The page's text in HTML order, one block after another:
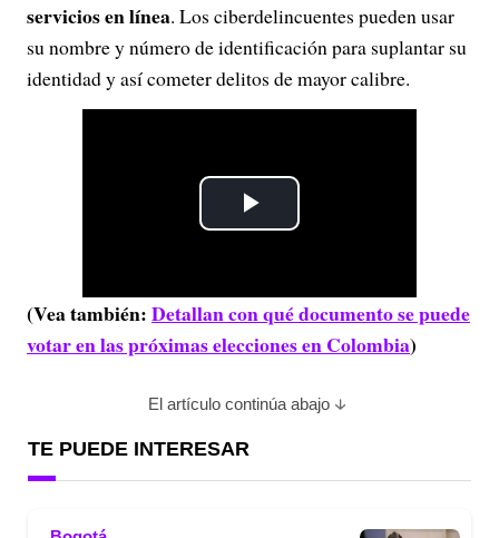
servicios en línea. Los ciberdelincuentes pueden usar
su nombre y número de identificación para suplantar su
identidad y así cometer delitos de mayor calibre.
P
a
i
(Vea también:Detallan con qué documento se puede
votar en las próximas elecciones en Colombia)
El artículo continúa abajo
TE PUEDE INTERESAR